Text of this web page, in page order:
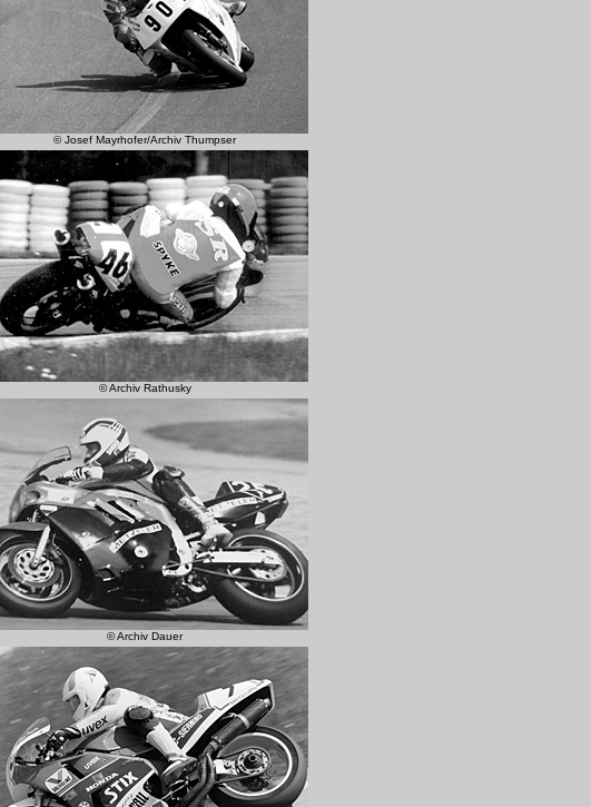
© Josef Mayrhofer/Archiv Thumpser
© Archiv Rathusky
© Archiv Dauer